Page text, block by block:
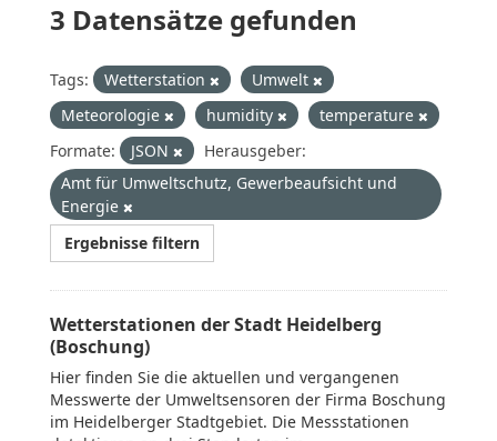
3 Datensätze gefunden
Tags: Wetterstation
Umwelt
Meteorologie
humidity
temperature
Formate:
JSON
Herausgeber:
Amt für Umweltschutz, Gewerbeaufsicht und
Energie
Ergebnisse filtern
Wetterstationen der Stadt Heidelberg
(Boschung)
Hier finden Sie die aktuellen und vergangenen
Messwerte der Umweltsensoren der Firma Boschung
im Heidelberger Stadtgebiet. Die Messstationen